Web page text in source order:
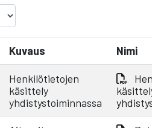
Kuvaus Nimi
Henkilötietojen
käsittely
yhdistystoiminnassa
käsittely